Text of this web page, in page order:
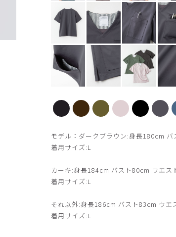
【新色】ダークブラウン
モデル：ダークブラウン:身長180cm
着用サイズ:L
カーキ:身長184cm バスト80cm ウエス
着用サイズ:L
それ以外:身長186cm バスト83cm ウエ
着用サイズ:L